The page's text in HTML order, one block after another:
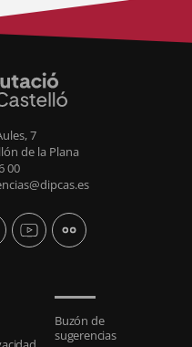
7
de la Plana
00
Buzón de
sugerencias